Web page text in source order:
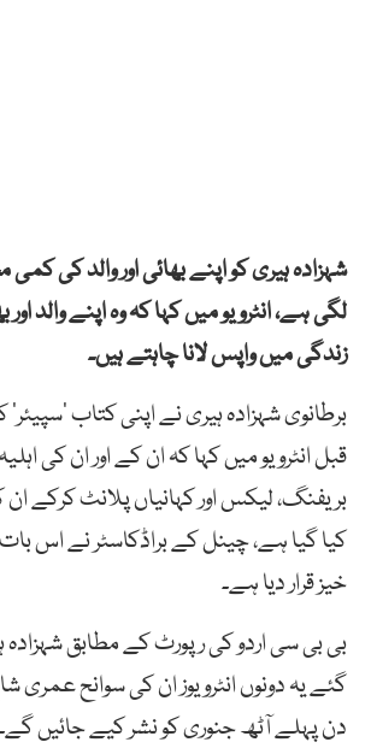
شہزادہ ہیری کو اپنے بھائی اور والد کی
لگی ہے، انٹرویو میں کہا کہ وہ اپنے والد اور
زندگی میں واپس لانا چاہتے ہیں۔
برطانوی شہزادہ ہیری نے اپنی کتاب
قبل انٹرویو میں کہا کہ ان کے اور ان کی
بریفنگ، لیکس اور کہانیاں پلانٹ کرکے
کیا گیا ہے، چینل کے براڈکاسٹر نے اس
خیز قرار دیا ہے۔
بی بی سی اردو کی رپورٹ کے مطابق
گئے یہ دونوں انٹرویوز ان کی سوانح عمری
دن پہلے آٹھ جنوری کو نشر کیے جائیں